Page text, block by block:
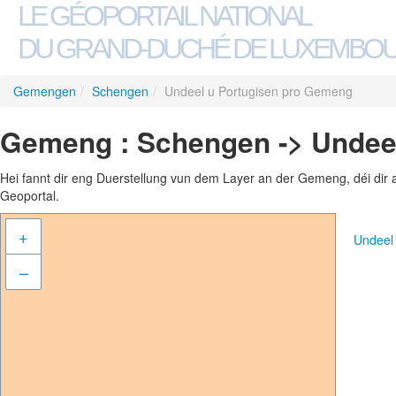
LE GÉOPORTAIL NATIONAL
DU GRAND-DUCHÉ DE
Gemengen / Schengen / Undeel u Portugisen pro Gemeng
Gemeng : Schengen ->
Hei fannt dir eng Duerstellung vun dem Layer an der Gemeng, déi
Geoportal.
+
–